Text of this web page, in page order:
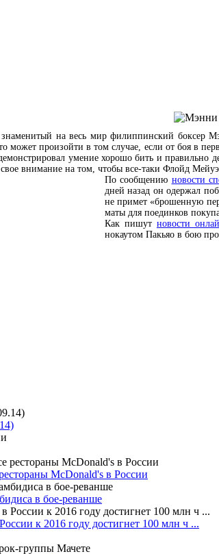
, знаменитый на весь мир филиппинский боксер
может произойти в том случае, если от боя в
умение хорошо бить и правильно
внимание на том, чтобы все-таки Флойд
По сообщению новости
дней назад он одержал
не примет «брошенную
маты для поединков
Как пишут новости
нокаутом Пакьяо в бою
McDonald's в России
в бое-реванше
к 2016 году достигнет 100 млн ч ...